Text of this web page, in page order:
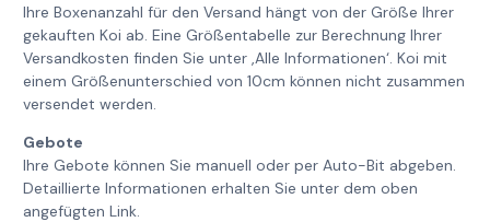
Ihre Boxenanzahl für den Versand hängt von der Größe Ihrer
gekauften Koi ab. Eine Größentabelle zur Berechnung Ihrer
Versandkosten finden Sie unter ‚Alle Informationen‘. Koi mit
einem Größenunterschied von 10cm können nicht zusammen
versendet werden.
Gebote
Ihre Gebote können Sie manuell oder per Auto-Bit abgeben.
Detaillierte Informationen erhalten Sie unter dem oben
angefügten Link.